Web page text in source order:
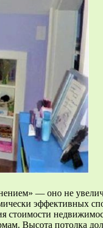
— оно не
эффективных
стоимости
Высота потолка